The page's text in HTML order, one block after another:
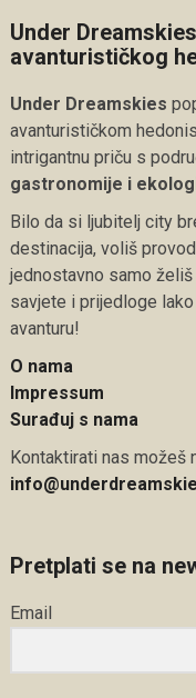
Under
avanturističkog
Under Dreamskies
avanturističkom
intrigantnu priču s
gastronomije i
Bilo da si ljubitelj city
destinacija, voliš
jednostavno samo
savjete i prijedloge
avanturu!
O nama
Impressum
Surađuj s nama
Kontaktirati nas možeš
Pretplati se na
Email